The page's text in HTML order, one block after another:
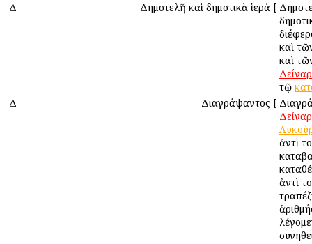
Δ
Δημοτελῆ καὶ δημοτικὰ ἱερά [
καὶ
καὶ
τῷ
Δ
Διαγράψαντος [
ἀντὶ
ἀντὶ